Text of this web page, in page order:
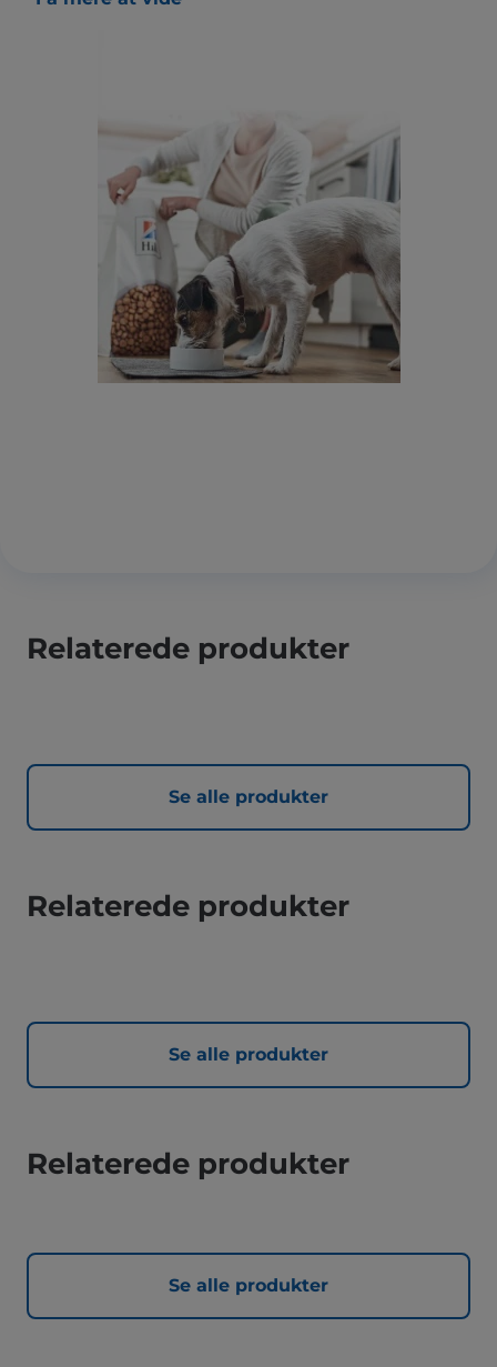
Relaterede produkter
Se alle produkter
Relaterede produkter
Se alle produkter
Relaterede produkter
Se alle produkter